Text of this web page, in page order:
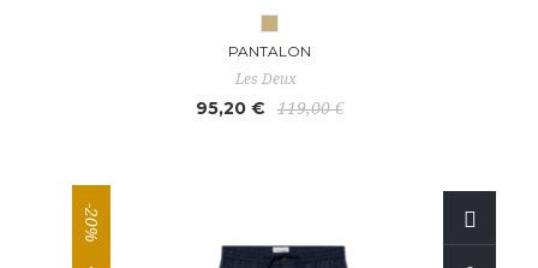
PANTALON
Les Deux
95,20 € 119,00 €
-20%